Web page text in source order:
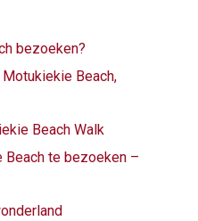
bezoeken?
Beach,
Beach Walk
Beach te bezoeken –